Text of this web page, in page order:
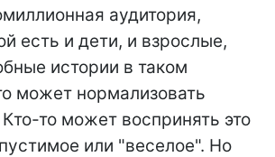
аудитория,
есть и дети, и взрослые,
истории в таком
может нормализовать
то может воспринять это
или "веселое". Но